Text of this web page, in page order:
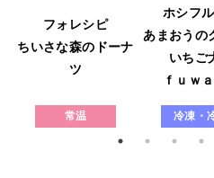
フォレシピ
ちいさな森のドーナ
ツ
常温
ホシフ
あまおうの
いちご
ｆｕｗ
冷凍・